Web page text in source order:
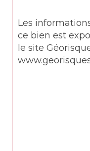
Les
ce bien est
le site